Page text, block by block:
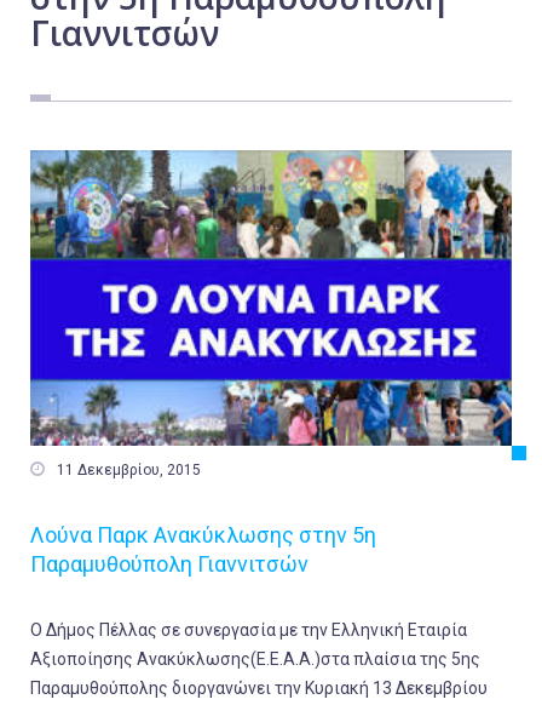
Γιαννιτσών
 11 Δεκεμβρίου, 2015
Λούνα Παρκ Ανακύκλωσης στην 5η
Παραμυθούπολη Γιαννιτσών
Ο Δήμος Πέλλας σε συνεργασία με την Ελληνική Εταιρία
Αξιοποίησης Ανακύκλωσης(Ε.Ε.Α.Α.)στα πλαίσια της 5ης
Παραμυθούπολης διοργανώνει την Κυριακή 13 Δεκεμβρίου
Τοπικά
Αγροτικά
Οικονομία
Αθλητικά
Αστυνομικό Δελτίο